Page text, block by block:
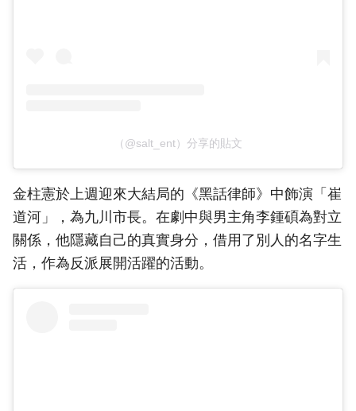
（@salt_ent）分享的貼文
金柱憲於上週迎來大結局的《黑話律師》中飾演「崔
道河」，為九川市長。在劇中與男主角李鍾碩為對立
關係，他隱藏自己的真實身分，借用了別人的名字生
活，作為反派展開活躍的活動。